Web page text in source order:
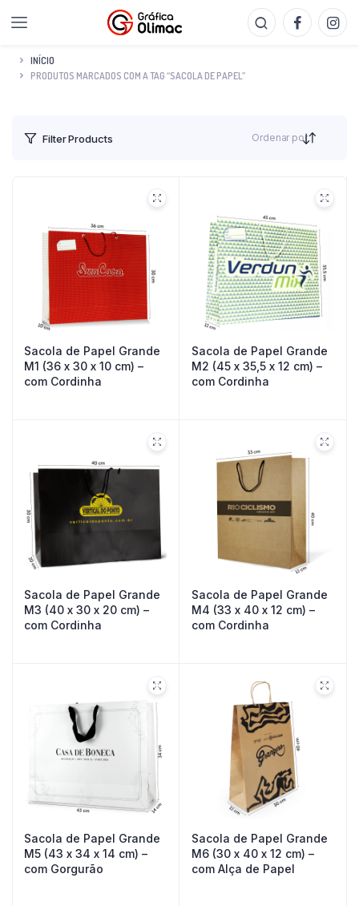
INÍCIO
PRODUTOS MARCADOS COM A TAG “SACOLA DE PAPEL”
Filter Products Ordenar por
Sacola de Papel Grande
M1 (36 x 30 x 10 cm) –
com Cordinha
Sacola de Papel Grande
M2 (45 x 35,5 x 12 cm) –
com Cordinha
Sacola de Papel Grande
M3 (40 x 30 x 20 cm) –
com Cordinha
Sacola de Papel Grande
M4 (33 x 40 x 12 cm) –
com Cordinha
Sacola de Papel Grande
M5 (43 x 34 x 14 cm) –
com Gorgurão
Sacola de Papel Grande
M6 (30 x 40 x 12 cm) –
com Alça de Papel